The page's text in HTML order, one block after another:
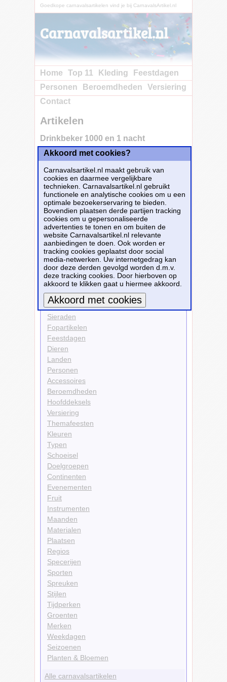
Goedkope carnavalsartikelen vind je bij CarnavalsArtikel.nl
Carnavalsartikel.nl
Home Top 11 Kleding
Feestdagen
Personen
Beroemdheden
Versiering
Contact
Artikelen
Drinkbeker 1000 en 1 nacht
Koop nu bij e-
Carnavalskleding.nl voor slechts€ 8.80!
Dit carnavalsartikelDrinkbeker 1000 en 1
nachtis te bestellen bijE-Carnavalskleding.nl
voor€ 8,80.
Bestellen
Accessoires
Drinkbekers
Bekijk alle carnavalsartikelen
Carnavalsartikelen
Kleding
Sieraden
Fopartikelen
Feestdagen
Dieren
Landen
Personen
Accessoires
Beroemdheden
Hoofddeksels
Versiering
Themafeesten
Kleuren
Typen
Schoeisel
Doelgroepen
Continenten
Evenementen
Fruit
Instrumenten
Maanden
Materialen
Plaatsen
Regios
Specerijen
Sporten
Spreuken
Stijlen
Tijdperken
Groenten
Merken
Weekdagen
Seizoenen
Planten & Bloemen
Alle carnavalsartikelen
Akkoord met cookies?
Carnavalsartikel.nl maakt gebruik van
cookies en daarmee vergelijkbare
technieken. Carnavalsartikel.nl gebruikt
functionele en analytische cookies om u een
optimale bezoekerservaring te bieden.
Bovendien plaatsen derde partijen tracking
cookies om u gepersonaliseerde
advertenties te tonen en om buiten de
website Carnavalsartikel.nl relevante
aanbiedingen te doen. Ook worden er
tracking cookies geplaatst door social
media-netwerken. Uw internetgedrag kan
door deze derden gevolgd worden d.m.v.
deze tracking cookies. Door hierboven op
akkoord te klikken gaat u hiermee akkoord.
Meer informatie